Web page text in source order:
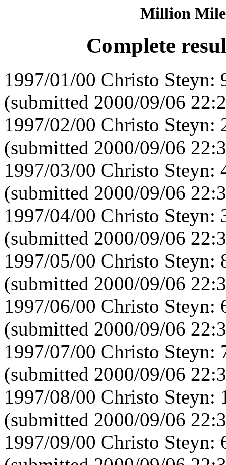
Million
Complete
1997/01/00 Christo Steyn:
(submitted 2000/09/06
1997/02/00 Christo Steyn:
(submitted 2000/09/06
1997/03/00 Christo Steyn:
(submitted 2000/09/06
1997/04/00 Christo Steyn:
(submitted 2000/09/06
1997/05/00 Christo Steyn:
(submitted 2000/09/06
1997/06/00 Christo Steyn:
(submitted 2000/09/06
1997/07/00 Christo Steyn:
(submitted 2000/09/06
1997/08/00 Christo Steyn:
(submitted 2000/09/06
1997/09/00 Christo Steyn: